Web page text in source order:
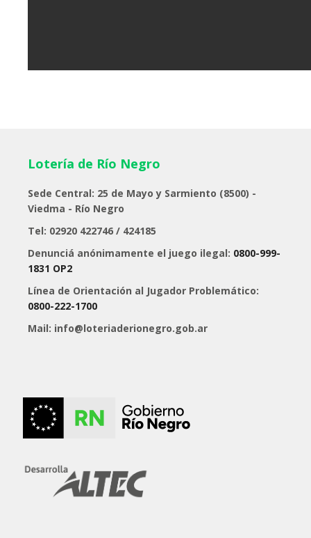
Lotería de Río Negro
Sede Central: 25 de Mayo y Sarmiento (8500) -
Viedma - Río Negro
Tel: 02920 422746 / 424185
Denunciá anónimamente el juego ilegal: 0800-999-
1831 OP2
Línea de Orientación al Jugador Problemático:
0800-222-1700
Mail: info@loteriaderionegro.gob.ar